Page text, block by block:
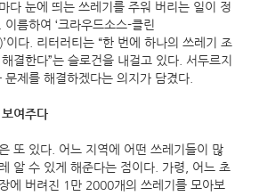
다 눈에 띄는 쓰레기를 주워 버리는 일이 정
름하여 ‘크라우드소스-클린
다. 리터러티는 “한 번에 하나의 쓰레기 조
결한다”는 슬로건을 내걸고 있다. 서두르지
제를 해결하겠다는 의지가 담겼다.
여주다
또 있다. 어느 지역에 어떤 쓰레기들이 많
알 수 있게 해준다는 점이다. 가령, 어느 초
에 버려진 1만 2000개의 쓰레기를 모아보